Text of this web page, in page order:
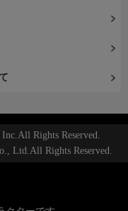
Rights Reserved.
Ltd.All Rights Reserved.